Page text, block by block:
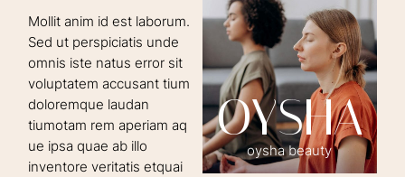
Mollit anim id est laborum.
Sed ut perspiciatis unde
omnis iste natus error sit
voluptatem accusant tium
doloremque laudan
tiumotam rem aperiam aq
ue ipsa quae ab illo
inventore veritatis etquai
OYSHA
oysha beauty